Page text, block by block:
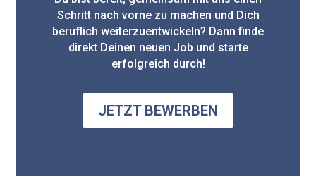
Schritt nach vorne zu machen und Dich
beruflich weiterzuentwickeln? Dann finde
direkt Deinen neuen Job und starte
erfolgreich durch!
JETZT BEWERBEN